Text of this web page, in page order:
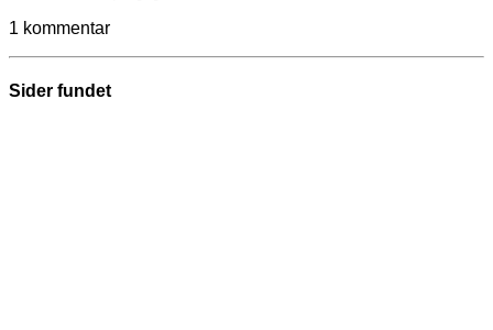
1 kommentar
Sider fundet